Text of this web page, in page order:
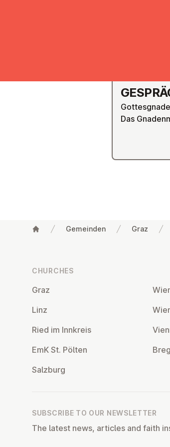
Das
Gemeinden Graz
CHURCHES
Graz
Linz
Ried im Innkreis
EmK St. Pölten
Salzburg
SUBSCRIBE TO OUR NEWSLETTER
The latest news, articles and faith